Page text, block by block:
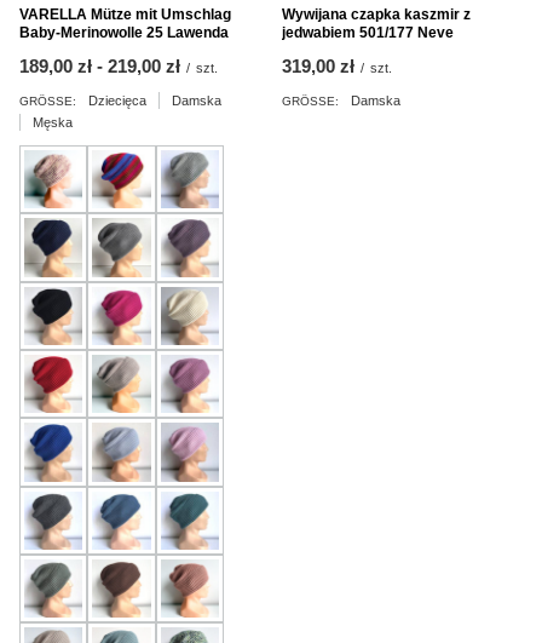
VARELLA Mütze mit Umschlag
Baby-Merinowolle 25 Lawenda
ab
189,00 zł - bis
219,00 zł / szt.
GRÖSSE: Dziecięca
Damska
Męska
Wywijana czapka kaszmir z
jedwabiem 501/177 Neve
319,00 zł / szt.
GRÖSSE: Damska